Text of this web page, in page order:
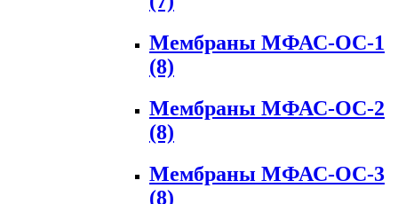
Мембраны МФАС-ОС-1
(8)
Мембраны МФАС-ОС-2
(8)
Мембраны МФАС-ОС-3
(8)